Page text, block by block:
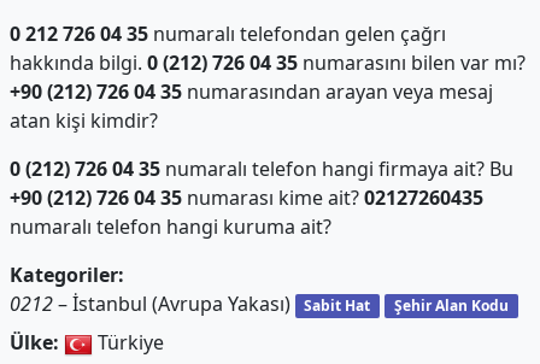
0 212 726 04 35numaralı telefondan gelen çağrı
hakkında bilgi. 0 (212) 726 04 35numarasını bilen var mı?
+90 (212) 726 04 35numarasından arayan veya mesaj
atan kişi kimdir?
0 (212) 726 04 35numaralı telefon hangi firmaya ait? Bu
+90 (212) 726 04 35numarası kime ait?02127260435
numaralı telefon hangi kuruma ait?
Kategoriler:
0212– İstanbul (Avrupa Yakası) Sabit Hat Şehir Alan Kodu
Ülke:
Türkiye